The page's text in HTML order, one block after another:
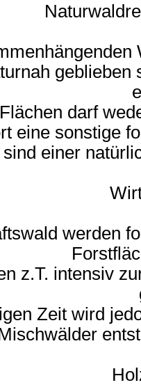
geblieben
darf
eine sonstige
sind einer
werden
z.T. intensiv
Zeit wird